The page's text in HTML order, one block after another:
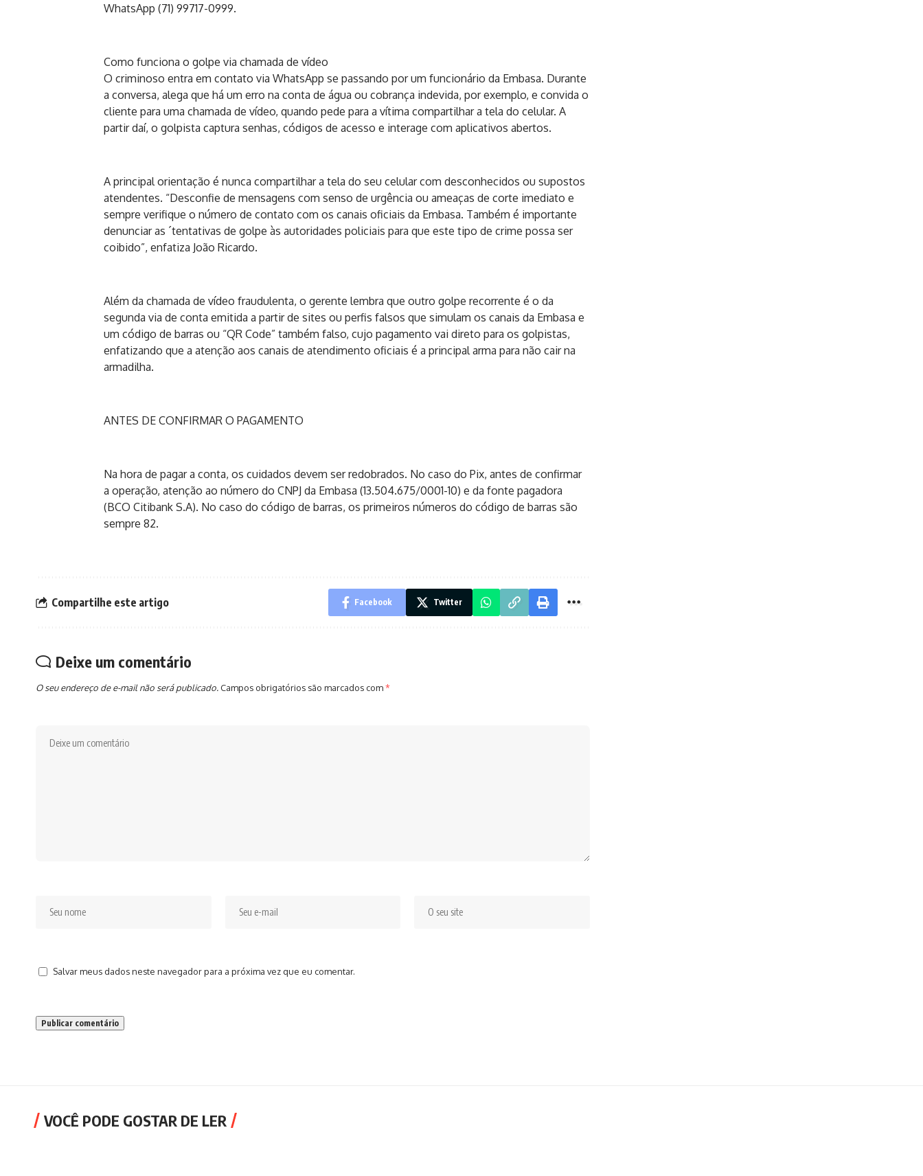
WhatsApp (71) 99717-0999.
Como funciona o golpe via chamada de vídeo
O criminoso entra em contato via WhatsApp se passando por um funcionário da Embasa. Durante
a conversa, alega que há um erro na conta de água ou cobrança indevida, por exemplo, e convida o
cliente para uma chamada de vídeo, quando pede para a vítima compartilhar a tela do celular. A
partir daí, o golpista captura senhas, códigos de acesso e interage com aplicativos abertos.
A principal orientação é nunca compartilhar a tela do seu celular com desconhecidos ou supostos
atendentes. “Desconfie de mensagens com senso de urgência ou ameaças de corte imediato e
sempre verifique o número de contato com os canais oficiais da Embasa. Também é importante
denunciar as ´tentativas de golpe às autoridades policiais para que este tipo de crime possa ser
coibido”, enfatiza João Ricardo.
Além da chamada de vídeo fraudulenta, o gerente lembra que outro golpe recorrente é o da
segunda via de conta emitida a partir de sites ou perfis falsos que simulam os canais da Embasa e
um código de barras ou “QR Code” também falso, cujo pagamento vai direto para os golpistas,
enfatizando que a atenção aos canais de atendimento oficiais é a principal arma para não cair na
armadilha.
ANTES DE CONFIRMAR O PAGAMENTO
Na hora de pagar a conta, os cuidados devem ser redobrados. No caso do Pix, antes de confirmar
a operação, atenção ao número do CNPJ da Embasa (13.504.675/0001-10) e da fonte pagadora
(BCO Citibank S.A). No caso do código de barras, os primeiros números do código de barras são
sempre 82.
Compartilhe este artigo Facebook Twitter
Deixe um comentário
O seu endereço de e-mail não será publicado. Campos obrigatórios são marcados com*
Salvar meus dados neste navegador para a próxima vez que eu comentar.
VOCÊ PODE GOSTAR DE LER